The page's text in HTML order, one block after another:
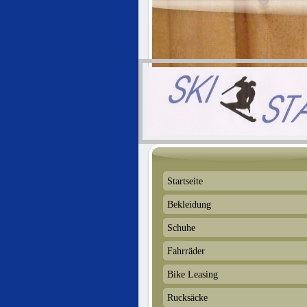
Startseite
Bekleidung
Schuhe
Fahrräder
Bike Leasing
Rucksäcke